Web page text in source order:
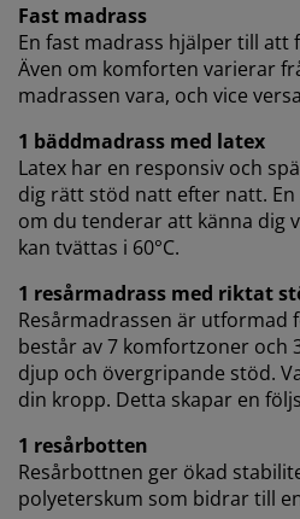
Fast madrass
En fast madrass hjälper till
Även om komforten varierar
madrassen vara, och vice
1 bäddmadrass med latex
Latex har en responsiv och
dig rätt stöd natt efter natt.
om du tenderar att känna dig
kan tvättas i 60°C.
1 resårmadrass med riktat
Resårmadrassen är utformad
består av 7 komfortzoner och
djup och övergripande stöd.
din kropp. Detta skapar en
1 resårbotten
Resårbottnen ger ökad
polyeterskum som bidrar till